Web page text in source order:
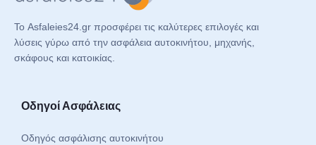
Το Asfaleies24.gr προσφέρει τις καλύτερες επιλογές και
λύσεις γύρω από την ασφάλεια αυτοκινήτου, μηχανής,
σκάφους και κατοικίας.
Οδηγοί Ασφάλειας
Οδηγός ασφάλισης αυτοκινήτου